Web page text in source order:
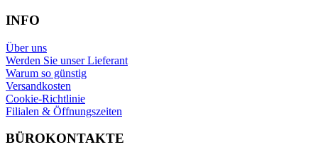
INFO
Über uns
Werden Sie unser Lieferant
Warum so günstig
Versandkosten
Cookie-Richtlinie
Filialen & Öffnungszeiten
BÜROKONTAKTE